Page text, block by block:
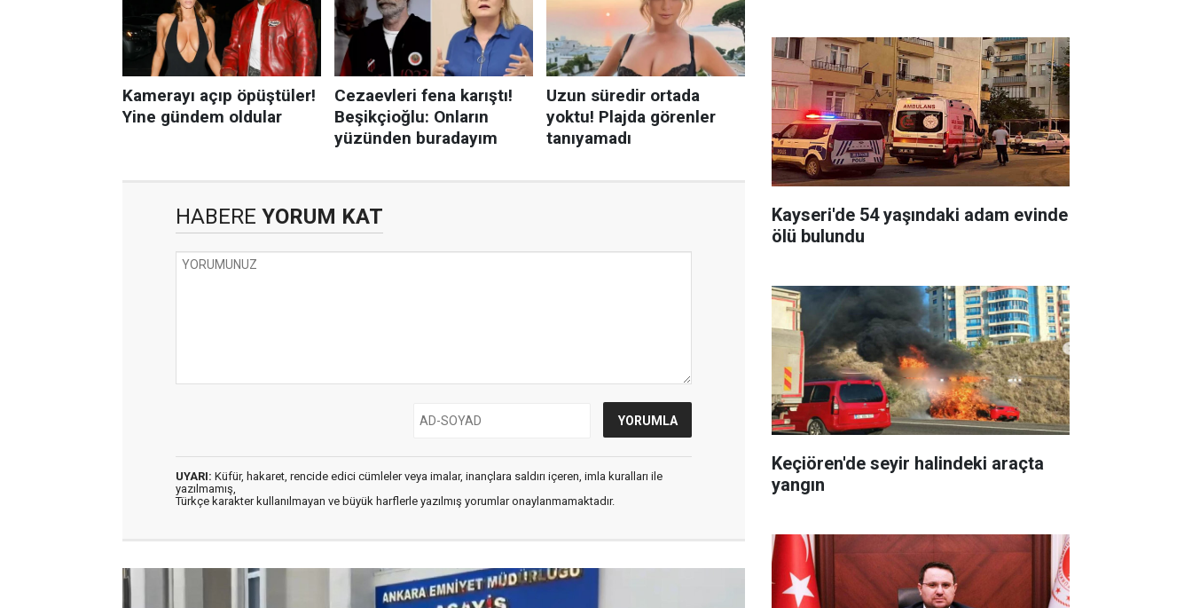
HABERE YORUM KAT
UYARI: Küfür, hakaret, rencide edici cümleler veya imalar, inançlara saldırı içeren, imla kuralları ile
yazılmamış,
Türkçe karakter kullanılmayan ve büyük harflerle yazılmış yorumlar onaylanmamaktadır.
Kayseri'de 54 yaşındaki adam evinde
ölü bulundu
Keçiören'de seyir halindeki araçta
yangın